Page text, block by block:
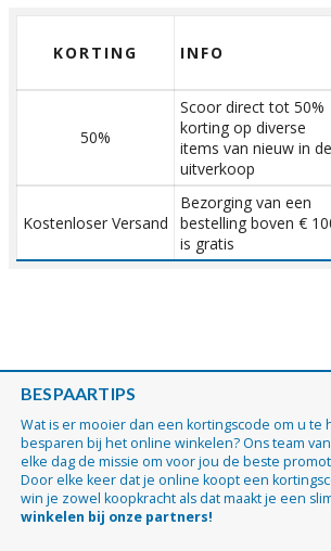
KORTING INFO
50%
Scoor direct tot 50%
korting op diverse
items van nieuw in de
uitverkoop
Kostenloser Versand
Bezorging van een
bestelling boven €
is gratis
BESPAARTIPS
Wat is er mooier dan een kortingscode om u te
besparen bij het online winkelen? Ons team
elke dag de missie om voor jou de beste
Door elke keer dat je online koopt een
win je zowel koopkracht als dat maakt je een
winkelen bij onze partners!